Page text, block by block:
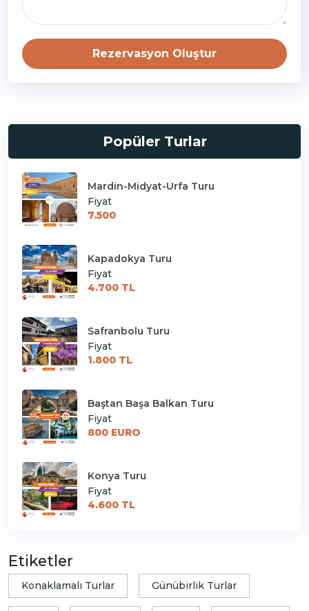
Rezervasyon Oluştur
Popüler Turlar
Mardin-Midyat-Urfa Turu
Fiyat
7.500
Kapadokya Turu
Fiyat
4.700 TL
Safranbolu Turu
Fiyat
1.800 TL
Baştan Başa Balkan Turu
Fiyat
800 EURO
Konya Turu
Fiyat
4.600 TL
Etiketler
Konaklamalı Turlar Günübirlik Turlar